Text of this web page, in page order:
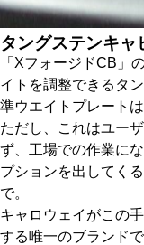
タングステンキャ
「XフォージドCB」
イトを調整できるタ
準ウエイトプレート
ただし、これはユー
ず、工場での作業に
プションを出してく
で。
キャロウェイがこの
する唯一のブランド